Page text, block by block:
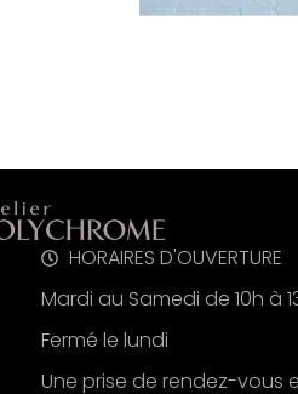
HORAIRES D'OUVERTURE
Mardi au Samedi de 10h à
Fermé le lundi
Une prise de rendez-vous